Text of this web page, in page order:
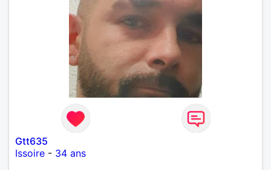
Gtt635
Issoire - 34 ans